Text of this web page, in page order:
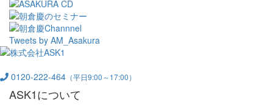
Tweets by AM_Asakura
0120-222-464 （平日9:00～17:00）
ASK1について